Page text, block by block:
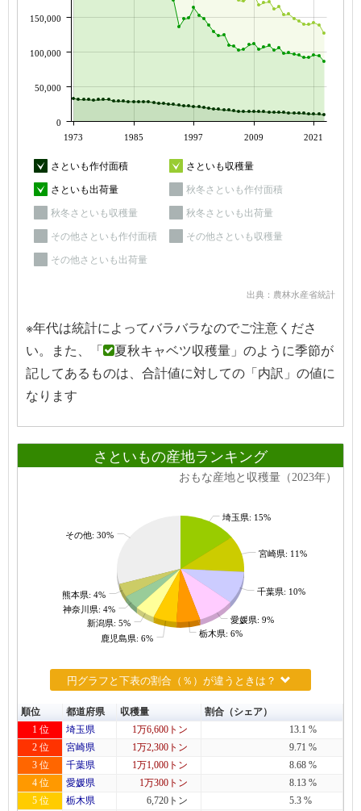
1973 1985 1997 2009 2021
0
50,000
100,000
150,000
さといも作付面積 さといも収穫量
さといも出荷量 秋冬さといも作付面積
秋冬さといも収穫量 秋冬さといも出荷量
その他さといも作付面積 その他さといも収穫量
その他さといも出荷量
出典：農林水産省統計
※年代は統計によってバラバラなのでご注意くださ
い。また、「
夏秋キャベツ収穫量」のように季節が
記してあるものは、合計値に対しての「内訳」の値に
なります
さといもの産地ランキング
埼玉県: 15%
宮崎県: 11%
千葉県: 10%
愛媛県: 9%
栃木県: 6%
鹿児島県: 6%
新潟県: 5%
神奈川県: 4%
熊本県: 4%
その他: 30%
おもな産地と収穫量（2023年）
円グラフと下表の割合（％）が違うときは？
順位 都道府県 収穫量
割合（シェア）
1 位
埼玉県 1万6,600トン
13.1 %
2 位
宮崎県 1万2,300トン
9.71 %
3 位
千葉県 1万1,000トン
8.68 %
4 位
愛媛県 1万300トン
8.13 %
5 位
栃木県 6,720トン
5.3 %